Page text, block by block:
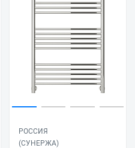
РОССИЯ
(СУНЕРЖА)